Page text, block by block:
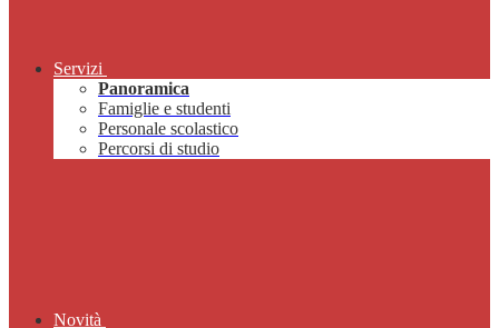
Servizi
Panoramica
Famiglie e studenti
Personale scolastico
Percorsi di studio
Novità